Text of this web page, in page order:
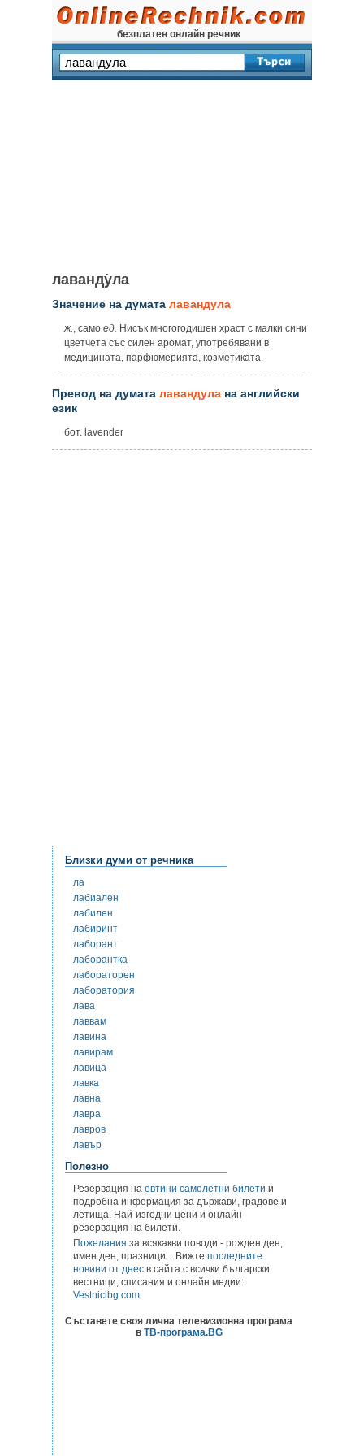
безплатен онлайн речник
лаванду̀ла
Значение на думата лавандула
ж., само ед. Нисък многогодишен храст с малки сини
цветчета със силен аромат, употребявани в
медицината, парфюмерията, козметиката.
Превод на думата лавандула на английски
език
бот. lavender
Близки думи от речника
ла
лабиален
лабилен
лабиринт
лаборант
лаборантка
лабораторен
лаборатория
лава
лаввам
лавина
лавирам
лавица
лавка
лавна
лавра
лавров
лавър
Полезно
Резервация на евтини самолетни билети и
подробна информация за държави, градове и
летища. Най-изгодни цени и онлайн
резервация на билети.
Пожелания за всякакви поводи - рожден ден,
имен ден, празници... Вижте последните
новини от днес в сайта с всички български
вестници, списания и онлайн медии:
Vestnicibg.com.
Съставете своя лична телевизионна програма
в ТВ-програма.BG